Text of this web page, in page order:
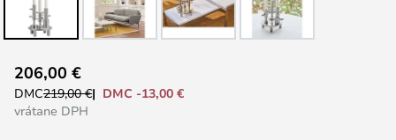
na
začiatok
206,00 €
DMC219,00 €
DMC -13,00 €
vrátane DPH